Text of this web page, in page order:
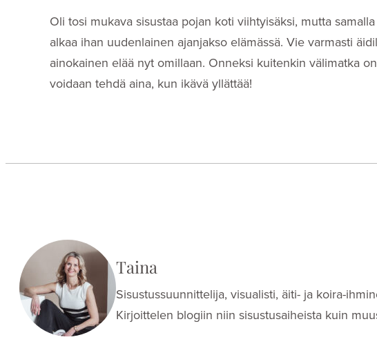
Oli tosi mukava sisustaa pojan koti viihtyisäksi, mutta
alkaa ihan uudenlainen ajanjakso elämässä. Vie varmasti
ainokainen elää nyt omillaan. Onneksi kuitenkin välimatka
voidaan tehdä aina, kun ikävä yllättää!
Taina
Sisustussuunnittelija, visualisti, äiti- ja koira-
Kirjoittelen blogiin niin sisustusaiheista kuin